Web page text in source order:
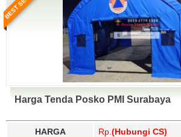
Harga Tenda Posko PMI Surabaya
HARGA Rp. (Hubungi CS)